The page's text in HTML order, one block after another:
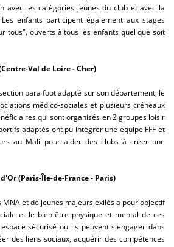
avec les catégories jeunes du club et avec la
enfants participent également aux stages
tous", ouverts à tous les enfants quel que soit
Val de Loire - Cher)
para foot adapté sur son département, le
médico-sociales et plusieurs créneaux
qui sont organisés en 2 groupes loisir
adaptés ont pu intégrer une équipe FFF et
au Mali pour aider des clubs à créer une
d'Or(Paris-Île-de-France - Paris)
et de jeunes majeurs exilés a pour objectif
et le bien-être physique et mental de ces
sécurisé où ils peuvent s'engager dans
des liens sociaux, acquérir des compétences